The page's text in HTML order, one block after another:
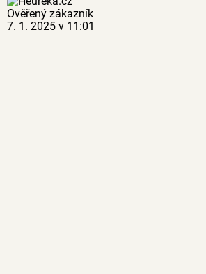
Ověřený zákazník
7. 1. 2025 v 11:01